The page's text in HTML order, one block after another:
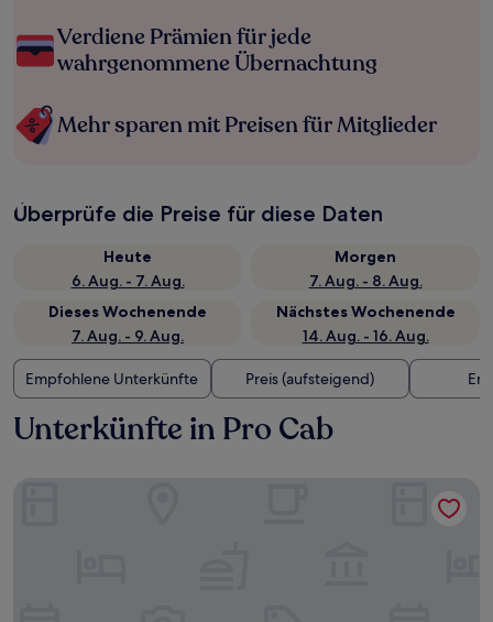
Verdiene Prämien für jede
wahrgenommene Übernachtung
Mehr sparen mit Preisen für Mitglieder
Überprüfe die Preise für diese Daten
Heute
6. Aug. - 7. Aug.
Morgen
7. Aug. - 8. Aug.
Dieses Wochenende
7. Aug. - 9. Aug.
Nächstes Wochenende
14. Aug. - 16. Aug.
Empfohlene Unterkünfte Preis (aufsteigend)
Unterkünfte in Pro Cab